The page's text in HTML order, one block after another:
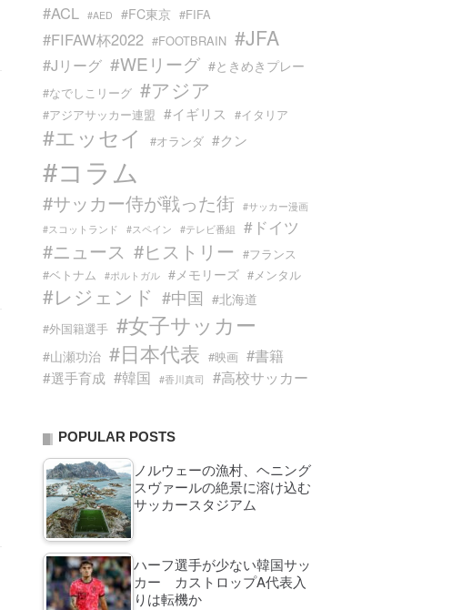
#ACL #AED #FC東京 #FIFA
#FIFAW杯2022 #FOOTBRAIN #JFA
#Jリーグ #WEリーグ #ときめきプレー
#なでしこリーグ #アジア
#アジアサッカー連盟 #イギリス #イタリア
#エッセイ #オランダ #クン
#コラム
#サッカー侍が戦った街
#サッカー漫画
#スコットランド
#スペイン #テレビ番組 #ドイツ
#ニュース #ヒストリー #フランス
#ベトナム
#ポルトガル #メモリーズ #メンタル
#レジェンド #中国 #北海道
#外国籍選手 #女子サッカー
#山瀬功治 #日本代表 #映画 #書籍
#選手育成 #韓国 #香川真司 #高校サッカー
POPULAR POSTS
ノルウェーの漁村、ヘニング
スヴァールの絶景に溶け込む
サッカースタジアム
ハーフ選手が少ない韓国サッ
カー カストロップA代表入
りは転機か